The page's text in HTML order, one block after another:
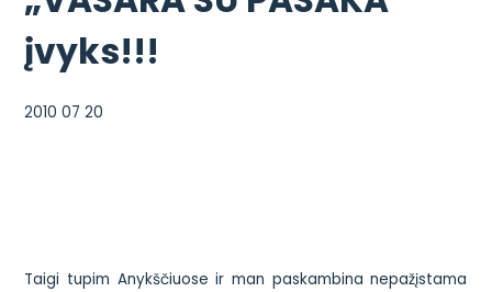
įvyks!!!
2010 07 20
Taigi tupim Anykščiuose ir man paskambina nepažįstama